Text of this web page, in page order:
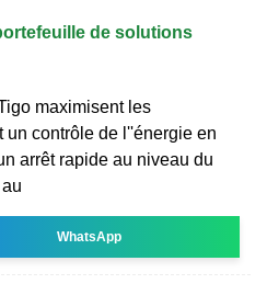
de solutions
maximisent les
un contrôle de l''énergie en
arrêt rapide au niveau du
WhatsApp